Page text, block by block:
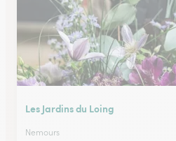
Les Jardins du Loing
Nemours